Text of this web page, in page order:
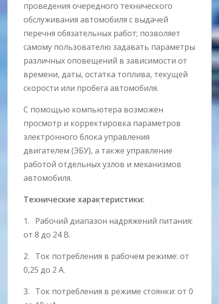
проведения очередного технического
обслуживания автомобиля с выдачей
перечня обязательных работ; позволяет
самому пользователю задавать параметры
различных оповещений в зависимости от
времени, даты, остатка топлива, текущей
скорости или пробега автомобиля.
С помощью компьютера возможен
просмотр и корректировка параметров
электронного блока управления
двигателем (ЭБУ), а также управление
работой отдельных узлов и механизмов
автомобиля.
Технические характеристики:
1. Рабочий диапазон надряжений питания:
от 8 до 24 В.
2. Toк потребления в рабочем режиме: от
0,25 до 2 А.
3. Ток потребления в режиме стоянки: от 0